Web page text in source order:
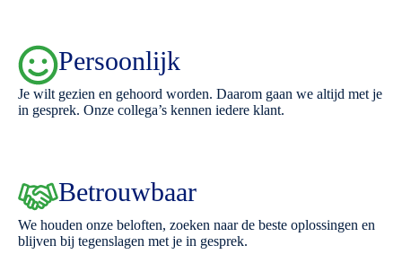
Persoonlijk
Je wilt gezien en gehoord worden. Daarom gaan we altijd met je
in gesprek. Onze collega’s kennen iedere klant.
Betrouwbaar
We houden onze beloften, zoeken naar de beste oplossingen en
blijven bij tegenslagen met je in gesprek.